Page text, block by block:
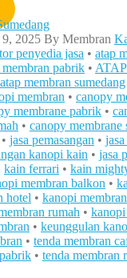
9, 2025 By Membran
penyedia jasa • atap
membran pabrik •
atap membran sumedang
membran • canopy
membrane pabrik •
• canopy membrane
• jasa pemasangan •
kanopi kain • jasa
kain ferrari • kain
membran balkon •
hotel • kanopi
rumah • kanopi
• keunggulan
• tenda membran
• tenda membran